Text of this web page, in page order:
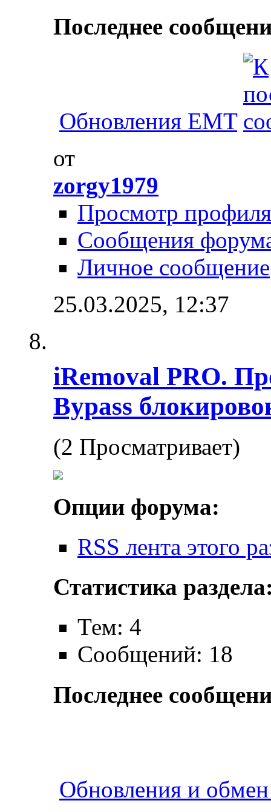
Последнее
Обновления EMT
от
zorgy1979
Просмотр профиля
Сообщения
Личное сообщение
25.03.2025, 12:37
iRemoval PRO.
Bypass
(2 Просматривает)
Опции форума:
RSS лента этого
Статистика
Тем: 4
Сообщений: 18
Последнее
Обновления и